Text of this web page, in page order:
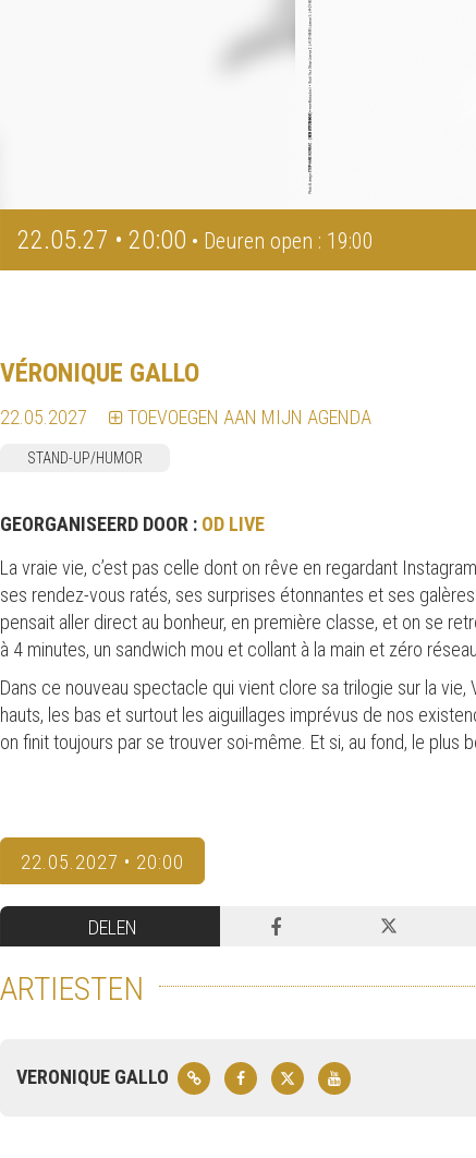
22.05.27 • 20:00 • Deuren open : 19:00
VÉRONIQUE GALLO
22.05.2027 TOEVOEGEN AAN MIJN AGENDA
STAND-UP/HUMOR
GEORGANISEERD DOOR : OD LIVE
La vraie vie, c’est pas celle dont on rêve en regardant
ses rendez-vous ratés, ses surprises étonnantes et ses
pensait aller direct au bonheur, en première classe, et on se
à 4 minutes, un sandwich mou et collant à la main et zéro
Dans ce nouveau spectacle qui vient clore sa trilogie sur la
hauts, les bas et surtout les aiguillages imprévus de nos
on finit toujours par se trouver soi-même. Et si, au fond, le plus
22.05.2027 • 20:00
DELEN
ARTIESTEN
VERONIQUE GALLO